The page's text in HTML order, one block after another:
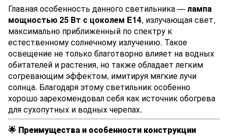
Главная особенность данного светильника —лампа
мощностью 25 Вт с цоколем E14, излучающая свет,
максимально приближенный по спектру к
естественному солнечному излучению. Такое
освещение не только благотворно влияет на водных
обитателей и растения, но также обладает легким
согревающим эффектом, имитируя мягкие лучи
солнца. Благодаря этому светильник особенно
хорошо зарекомендовал себя как источник обогрева
для сухопутных и водных черепах.
🌟 Преимущества и особенности конструкции